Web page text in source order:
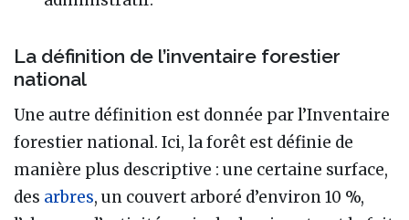
La définition de l’inventaire forestier
national
Une autre définition est donnée par l’Inventaire
forestier national. Ici, la forêt est définie de
manière plus descriptive : une certaine surface,
des arbres, un couvert arboré d’environ 10 %,